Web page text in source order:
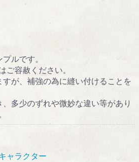
ルです。
容赦ください。
が、補強の為に縫い付けることを
多少のずれや微妙な違い等があり
ャラクター